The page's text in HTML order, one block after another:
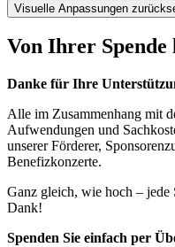
Visuelle Anpassungen
Von Ihrer
Danke für Ihre
Alle im Zusammenhang mit
Aufwendungen und
unserer Förderer,
Benefizkonzerte.
Ganz gleich, wie hoch –
Dank!
Spenden Sie einfach per